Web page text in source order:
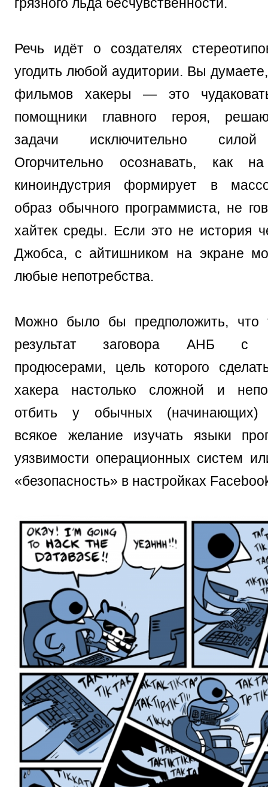
Речь идёт о создателях
угодить любой аудитории. Вы
фильмов хакеры — это
помощники главного героя,
задачи исключительно силой
Огорчительно осознавать, как
киноиндустрия формирует в
образ обычного программиста, не
хайтек среды. Если это не история
Джобса, с айтишником на экране
любые непотребства.
Можно было бы предположить, что
результат заговора АНБ с
продюсерами, цель которого
хакера настолько сложной и
отбить у обычных (начинающих)
всякое желание изучать языки
уязвимости операционных систем
«безопасность» в настройках